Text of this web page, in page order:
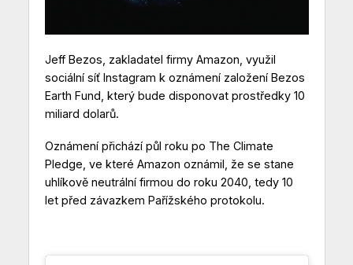
Jeff Bezos, zakladatel firmy Amazon, využil
sociální síť Instagram k oznámení založení Bezos
Earth Fund, který bude disponovat prostředky 10
miliard dolarů.
Oznámení přichází půl roku po The Climate
Pledge, ve které Amazon oznámil, že se stane
uhlíkově neutrální firmou do roku 2040, tedy 10
let před závazkem Pařížského protokolu.